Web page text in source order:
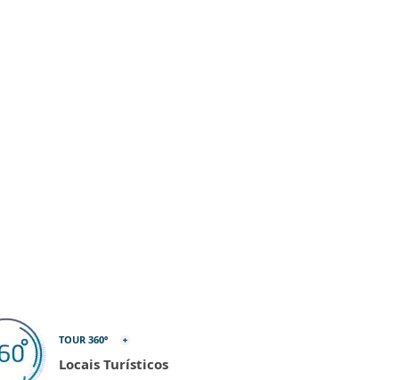
TOUR 360º
Locais Turísticos